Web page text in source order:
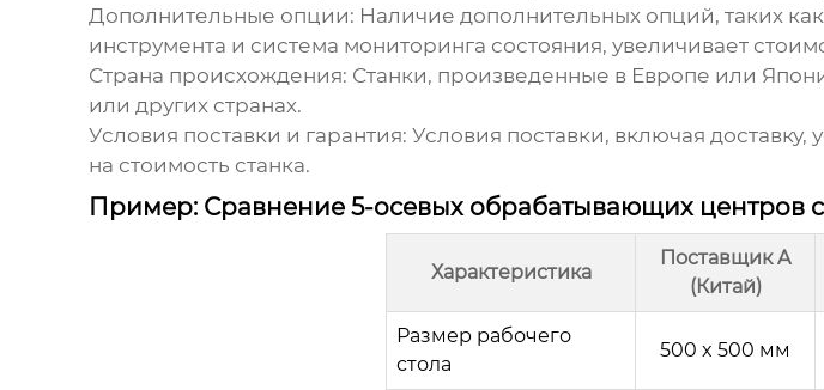
Дополнительные опции: Наличие дополнительных опций, таких
инструмента и система мониторинга состояния, увеличивает
Страна происхождения: Станки, произведенные в Европе или
или других странах.
Условия поставки и гарантия: Условия поставки, включая
на стоимость станка.
Пример: Сравнение 5-осевых обрабатывающих центров
Характеристика
Поставщик A
(Китай)
Размер рабочего
стола
500 x 500 мм